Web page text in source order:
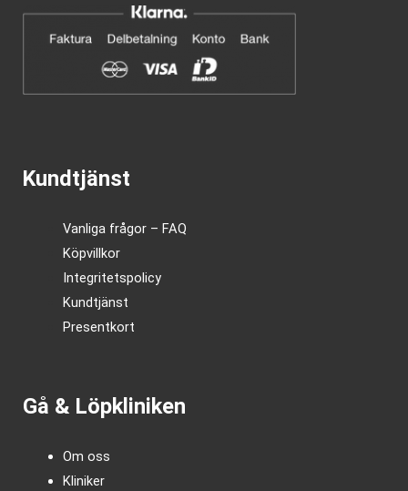
Kundtjänst
Vanliga frågor – FAQ
Köpvillkor
Integritetspolicy
Kundtjänst
Presentkort
Gå & Löpkliniken
Om oss
Kliniker